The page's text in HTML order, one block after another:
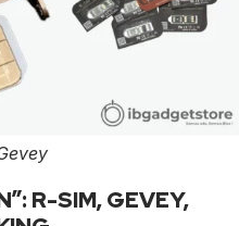
R-SIM, GEVEY,